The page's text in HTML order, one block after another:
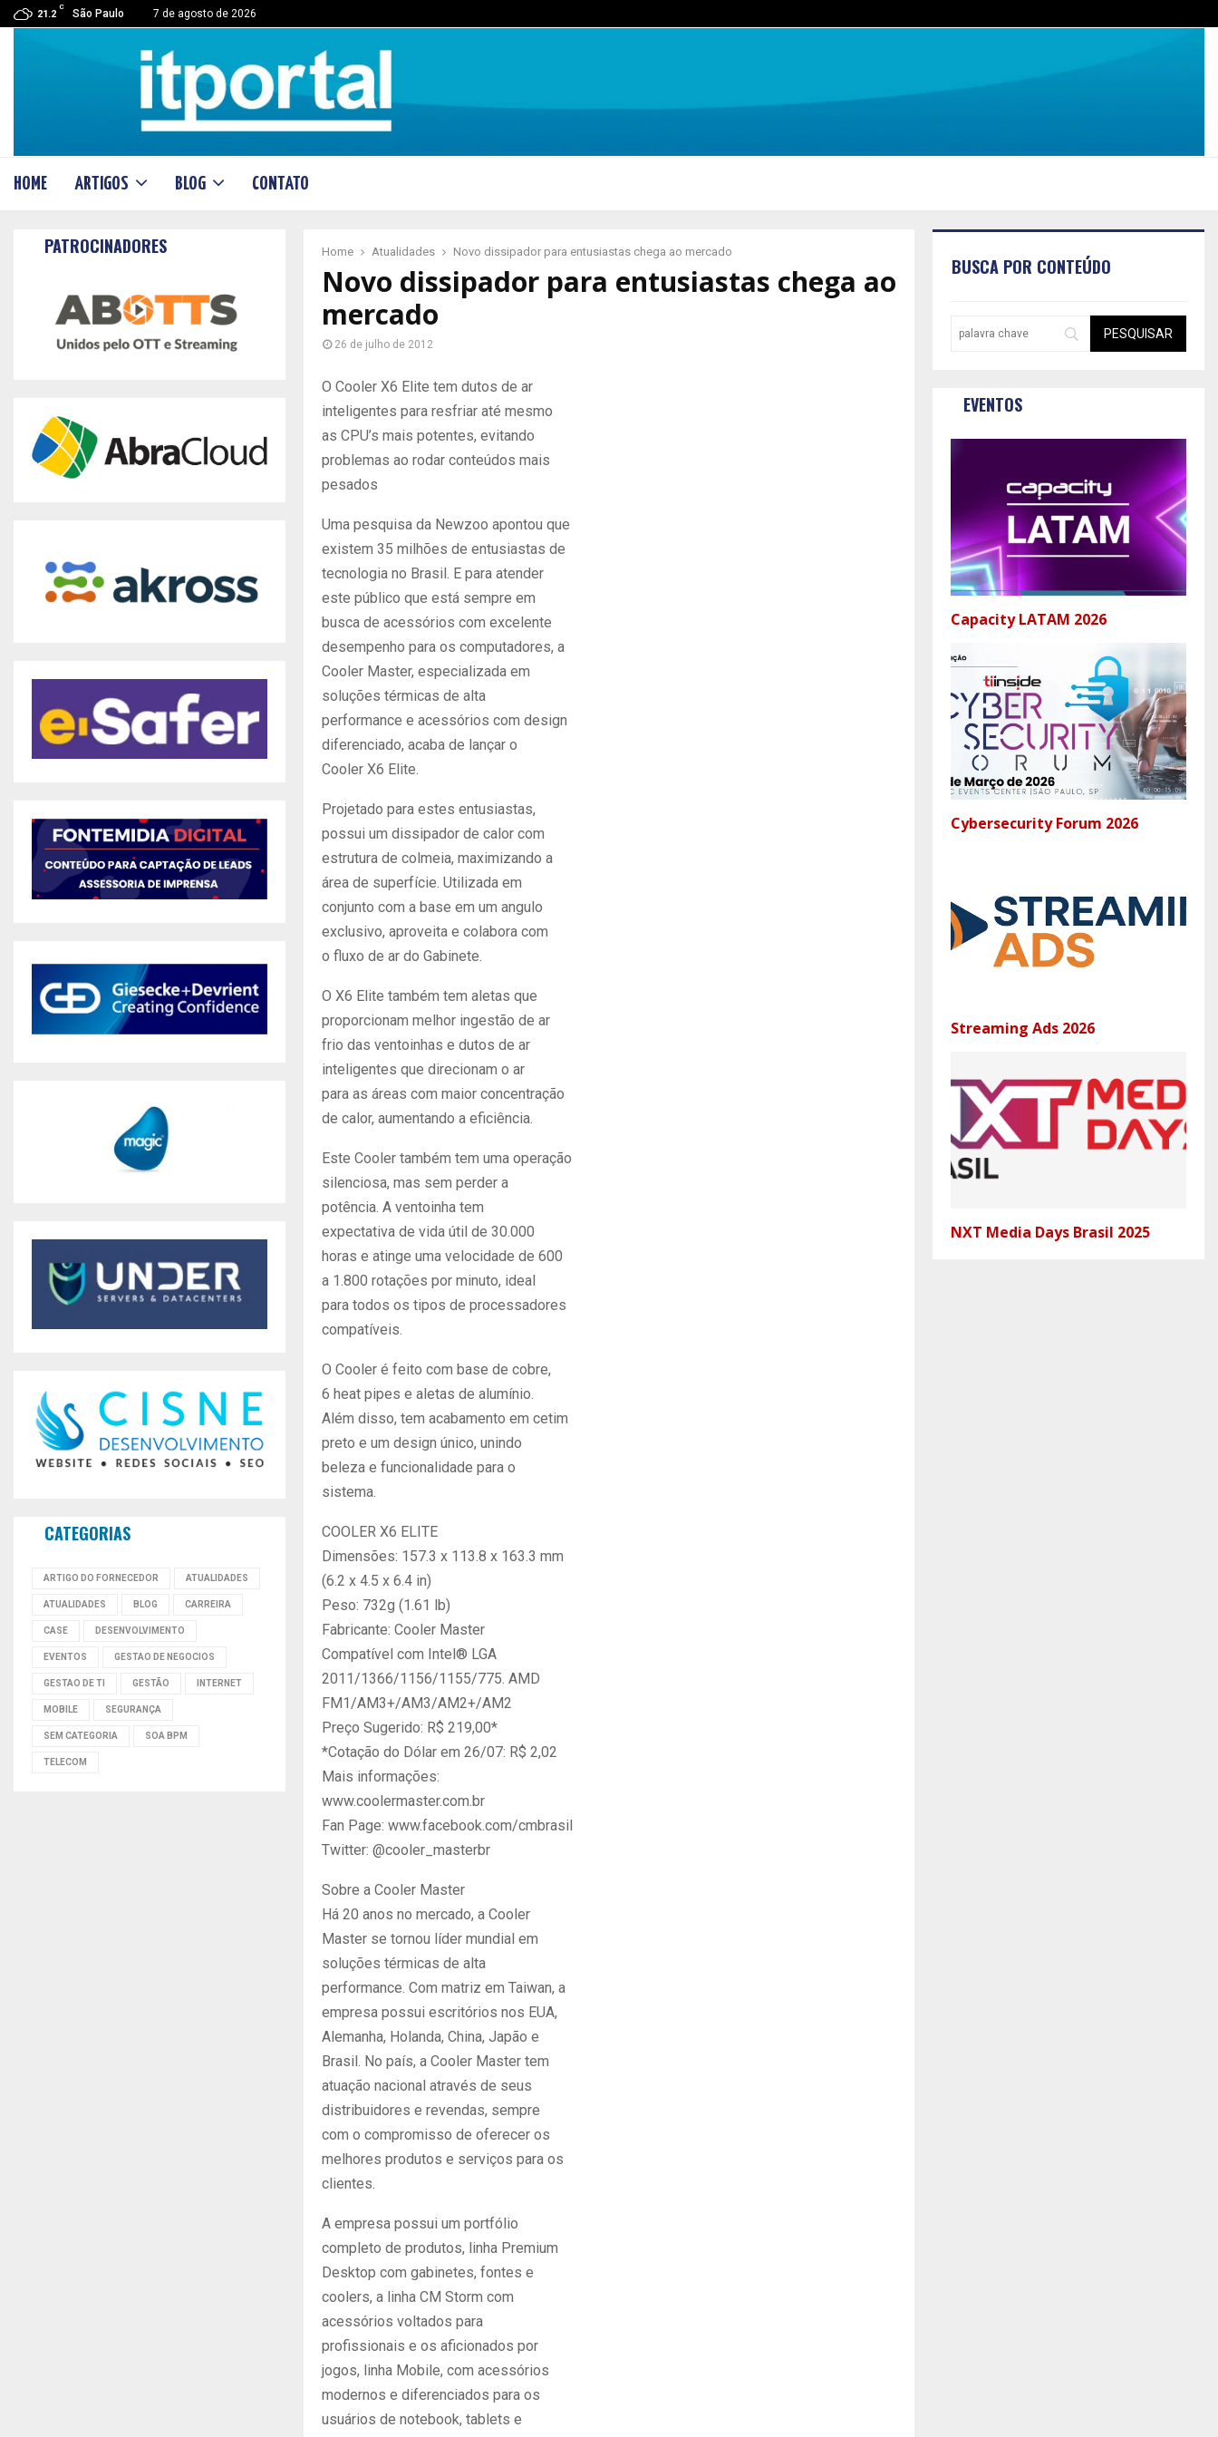
21.2
C
São Paulo 7 de agosto de 2026
HOME ARTIGOS BLOG CONTATO
Home Atualidades Novo dissipador para entusiastas chega ao mercado
Novo dissipador para entusiastas chega ao
mercado
26 de julho de 2012
O Cooler X6 Elite tem dutos de ar
inteligentes para resfriar até mesmo
as CPU’s mais potentes, evitando
problemas ao rodar conteúdos mais
pesados
Uma pesquisa da Newzoo apontou que
existem 35 milhões de entusiastas de
tecnologia no Brasil. E para atender
este público que está sempre em
busca de acessórios com excelente
desempenho para os computadores, a
Cooler Master, especializada em
soluções térmicas de alta
performance e acessórios com design
diferenciado, acaba de lançar o
Cooler X6 Elite.
Projetado para estes entusiastas,
possui um dissipador de calor com
estrutura de colmeia, maximizando a
área de superfície. Utilizada em
conjunto com a base em um angulo
exclusivo, aproveita e colabora com
o fluxo de ar do Gabinete.
O X6 Elite também tem aletas que
proporcionam melhor ingestão de ar
frio das ventoinhas e dutos de ar
inteligentes que direcionam o ar
para as áreas com maior concentração
de calor, aumentando a eficiência.
Este Cooler também tem uma operação
silenciosa, mas sem perder a
potência. A ventoinha tem
expectativa de vida útil de 30.000
horas e atinge uma velocidade de 600
a 1.800 rotações por minuto, ideal
para todos os tipos de processadores
compatíveis.
O Cooler é feito com base de cobre,
6 heat pipes e aletas de alumínio.
Além disso, tem acabamento em cetim
preto e um design único, unindo
beleza e funcionalidade para o
sistema.
COOLER X6 ELITE
Dimensões: 157.3 x 113.8 x 163.3 mm
(6.2 x 4.5 x 6.4 in)
Peso: 732g (1.61 lb)
Fabricante: Cooler Master
Compatível com Intel® LGA
2011/1366/1156/1155/775. AMD
FM1/AM3+/AM3/AM2+/AM2
Preço Sugerido: R$ 219,00*
*Cotação do Dólar em 26/07: R$ 2,02
Mais informações:
www.coolermaster.com.br
Fan Page: www.facebook.com/cmbrasil
Twitter: @cooler_masterbr
Sobre a Cooler Master
Há 20 anos no mercado, a Cooler
Master se tornou líder mundial em
soluções térmicas de alta
performance. Com matriz em Taiwan, a
empresa possui escritórios nos EUA,
Alemanha, Holanda, China, Japão e
Brasil. No país, a Cooler Master tem
atuação nacional através de seus
distribuidores e revendas, sempre
com o compromisso de oferecer os
melhores produtos e serviços para os
clientes.
A empresa possui um portfólio
completo de produtos, linha Premium
Desktop com gabinetes, fontes e
coolers, a linha CM Storm com
acessórios voltados para
profissionais e os aficionados por
jogos, linha Mobile, com acessórios
modernos e diferenciados para os
usuários de notebook, tablets e
PATROCINADORES
CATEGORIAS
ARTIGO DO FORNECEDOR ATUALIDADES
ATUALIDADES BLOG CARREIRA
CASE DESENVOLVIMENTO
EVENTOS GESTAO DE NEGOCIOS
GESTAO DE TI GESTÃO INTERNET
MOBILE SEGURANÇA
SEM CATEGORIA SOA BPM
TELECOM
BUSCA POR CONTEÚDO
EVENTOS
Capacity LATAM 2026
Cybersecurity Forum 2026
Streaming Ads 2026
NXT Media Days Brasil 2025